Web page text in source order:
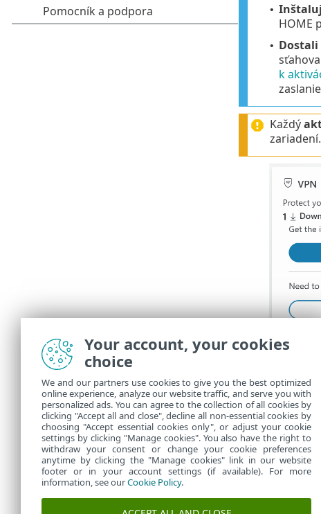
•
HOME
• Dostali
k
Každý
zariadení.
Your account, your cookies
choice
We and our partners use cookies to give you the best optimized
online experience, analyze our website traffic, and serve you with
personalized ads. You can agree to the collection of all cookies by
clicking "Accept all and close", decline all non-essential cookies by
choosing "Accept essential cookies only", or adjust your cookie
settings by clicking "Manage cookies". You also have the right to
withdraw your consent or change your cookie preferences
anytime by clicking the "Manage cookies" link in our website
footer or in your account settings (if available). For more
information, see ourCookie Policy.